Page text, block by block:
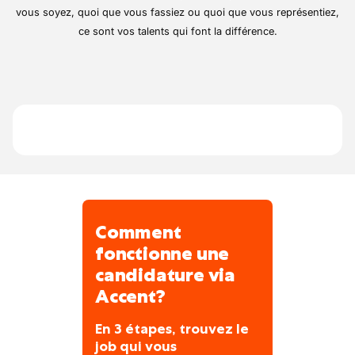
maison connectée.
passages de câbles.
Lire les plans et schémas électriques.
la parlophonie, et plus encore !
vous soyez, quoi que vous fassiez ou quoi que vous représentiez,
ce sont vos talents qui font la différence.
Comment
fonctionne une
candidature via
Accent?
En 3 étapes, trouvez le
job qui vous